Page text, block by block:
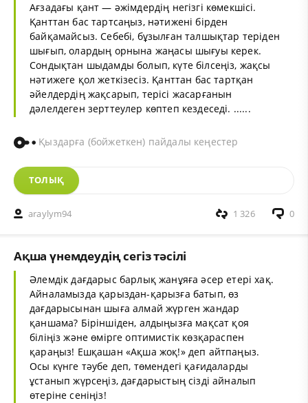
Ағзадағы қант — әжімдердің негізгі көмекшісі.
Қанттан бас тартсаңыз, нәтижені бірден
байқамайсыз. Себебі, бұзылған талшықтар теріден
шығып, олардың орнына жаңасы шығуы керек.
Сондықтан шыдамды болып, күте білсеңіз, жақсы
нәтижеге қол жеткізесіз. Қанттан бас тартқан
әйелдердің жақсарып, терісі жасарғанын
дәлелдеген зерттеулер көптеп кездеседі. ......
Қыздарға (бойжеткен) пайдалы кеңестер
ТОЛЫҚ
araylym94 0
1 326
Ақша үнемдеудің сегіз тәсілі
Әлемдік дағдарыс барлық жанұяға әсер етері хақ.
Айналамызда қарыздан-қарызға батып, өз
дағдарысынан шыға алмай жүрген жандар
қаншама? Біріншіден, алдыңызға мақсат қоя
біліңіз және өмірге оптимистік көзқараспен
қараңыз! Ешқашан «Ақша жоқ!» деп айтпаңыз.
Осы күнге тәубе деп, төмендегі қағидаларды
ұстанып жүрсеңіз, дағдарыстың сізді айналып
өтеріне сеніңіз!